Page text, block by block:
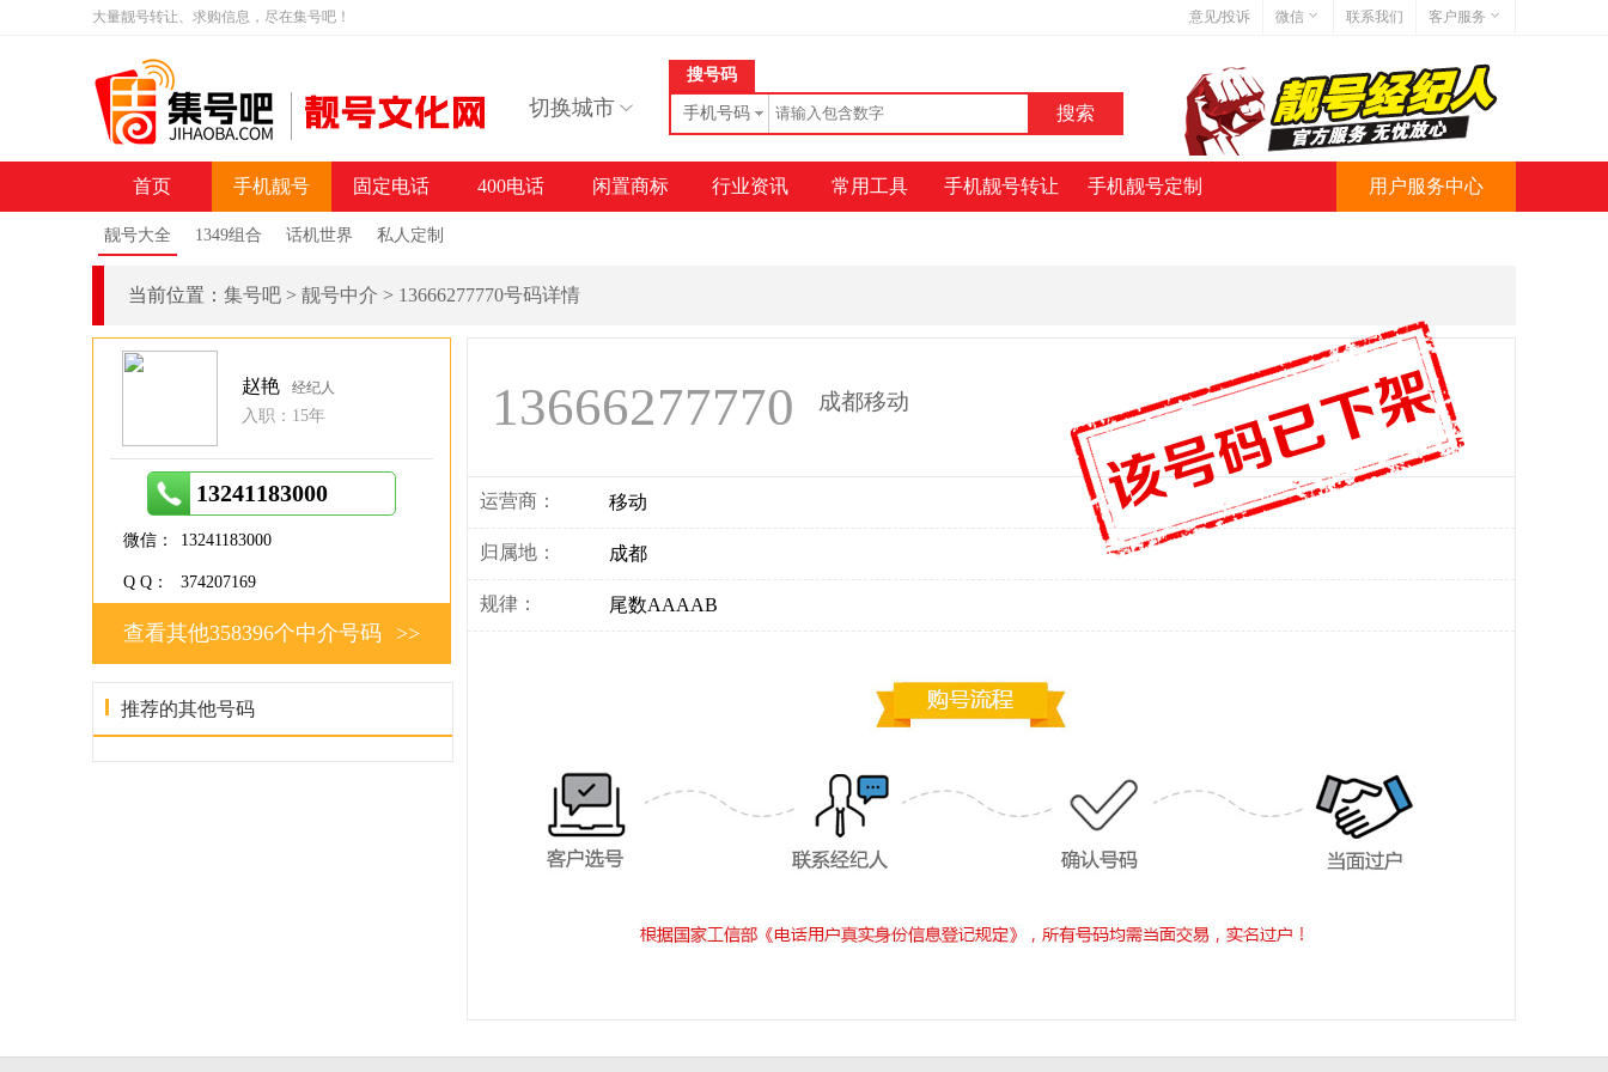
大量靓号转让、求购信息，尽在集号吧！ 意见/投诉 微信
微信号:jihaoba999
联系我们
客户服务
网站地图
网站简介
切换城市
搜号码
手机号码
首页 手机靓号
靓号大全 1349组合 话机世界 私人定制
固定电话 400电话 闲置商标 行业资讯 常用工具 手机靓号转让 手机靓号定制 用户服务中心
当前位置： 集号吧 > 靓号中介 > 13666277770号码详情
13666277770 成都移动
运营商： 移动
归属地： 成都
规律： 尾数AAAAB
赵艳 经纪人
入职：15年
13241183000
微信： 13241183000
Q Q： 374207169
>>
查看其他358396个中介号码
推荐的其他号码